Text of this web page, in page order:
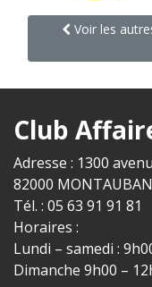
Voir les
Club
Adresse : 1300
82000 MONTAUBAN
Tél. : 05 63 91 91 81
Horaires :
Lundi – samedi :
Dimanche 9h00 –